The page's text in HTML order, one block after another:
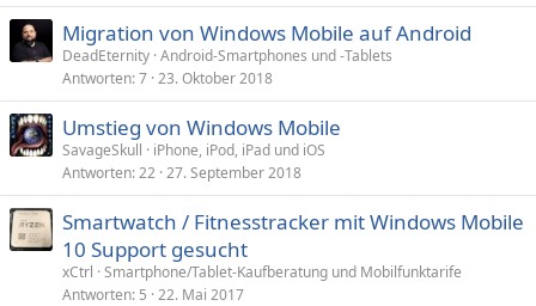
Migration von Windows Mobile auf Android
DeadEternity Android-Smartphones und -Tablets
Antworten 7 23. Oktober 2018
Umstieg von Windows Mobile
SavageSkull
iPhone, iPod, iPad und iOS
Antworten 22 27. September 2018
Smartwatch / Fitnesstracker mit Windows Mobile
10 Support gesucht
xCtrl Smartphone/Tablet-Kaufberatung und Mobilfunktarife
Antworten 5 22. Mai 2017